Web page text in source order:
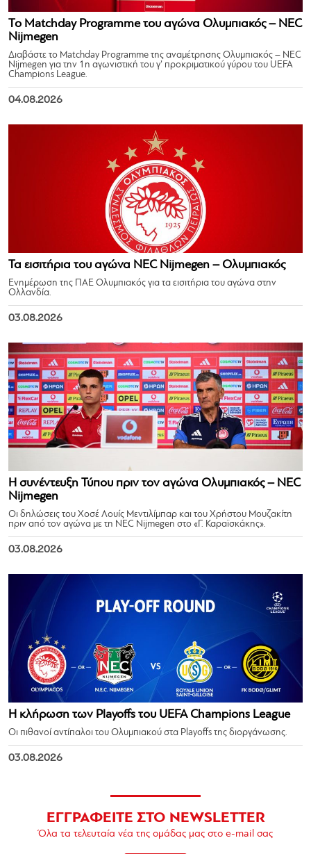
Το Matchday Programme του αγώνα Ολυμπιακός – NEC
Nijmegen
Διαβάστε το Matchday Programme της αναμέτρησης Ολυμπιακός – NEC
Nijmegen για την 1η αγωνιστική του γ’ προκριματικού γύρου του UEFA
Champions League.
04.08.2026
Τα εισιτήρια του αγώνα NEC Nijmegen – Ολυμπιακός
Ενημέρωση της ΠΑΕ Ολυμπιακός για τα εισιτήρια του αγώνα στην
Ολλανδία.
03.08.2026
Η συνέντευξη Τύπου πριν τον αγώνα Ολυμπιακός – NEC
Nijmegen
Οι δηλώσεις του Χοσέ Λουίς Μεντιλίμπαρ και του Χρήστου Μουζακίτη
πριν από τον αγώνα με τη NEC Nijmegen στο «Γ. Καραϊσκάκης».
03.08.2026
Η κλήρωση των Playoffs του UEFA Champions League
Οι πιθανοί αντίπαλοι του Ολυμπιακού στα Playoffs της διοργάνωσης.
03.08.2026
ΕΓΓΡΑΦΕΙΤΕ ΣΤΟ NEWSLETTER
Όλα τα τελευταία νέα της ομάδας μας στο e-mail σας